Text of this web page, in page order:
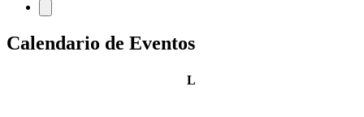
Calendario de Eventos
Llunes